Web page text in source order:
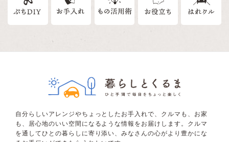
自分らしいアレンジやちょっとしたお手入れで、クルマも、お家
も、居心地のいい空間になるような情報をお届けします。クルマ
を通してひとの暮らしに寄り添い、みなさんの心がより豊かにな